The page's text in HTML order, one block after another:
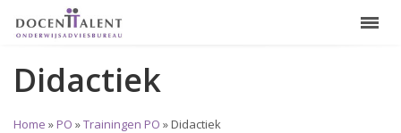
Didactiek
Home » PO »Trainingen PO »Didactiek